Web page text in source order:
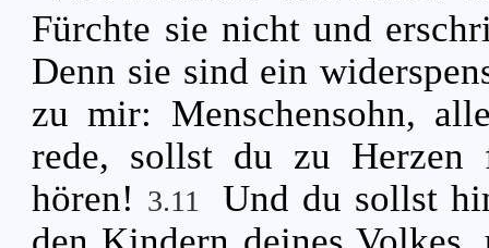
Fürchte sie nicht und
Denn sie sind ein
zu mir: Menschensohn,
rede, sollst du zu Herzen
hören! 3.11
Und du sollst